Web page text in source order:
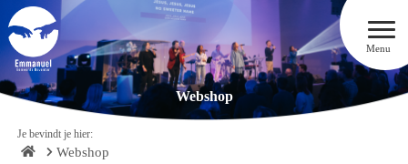
Menu
Webshop
Je bevindt je hier:
Webshop